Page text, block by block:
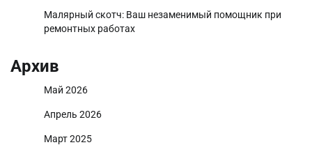
Малярный скотч: Ваш незаменимый помощник при
ремонтных работах
Архив
Май 2026
Апрель 2026
Март 2025